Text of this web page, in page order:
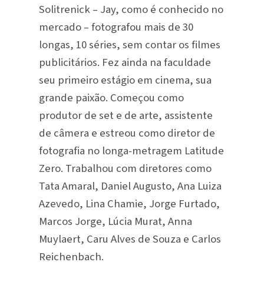
Solitrenick – Jay, como é conhecido no
mercado – fotografou mais de 30
longas, 10 séries, sem contar os filmes
publicitários. Fez ainda na faculdade
seu primeiro estágio em cinema, sua
grande paixão. Começou como
produtor de set e de arte, assistente
de câmera e estreou como diretor de
fotografia no longa-metragem Latitude
Zero. Trabalhou com diretores como
Tata Amaral, Daniel Augusto, Ana Luiza
Azevedo, Lina Chamie, Jorge Furtado,
Marcos Jorge, Lúcia Murat, Anna
Muylaert, Caru Alves de Souza e Carlos
Reichenbach.